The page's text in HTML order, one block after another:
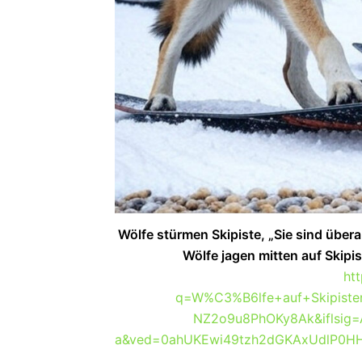
Wölfe stürmen Skipiste, „Sie sind
Wölfe jagen mitten auf